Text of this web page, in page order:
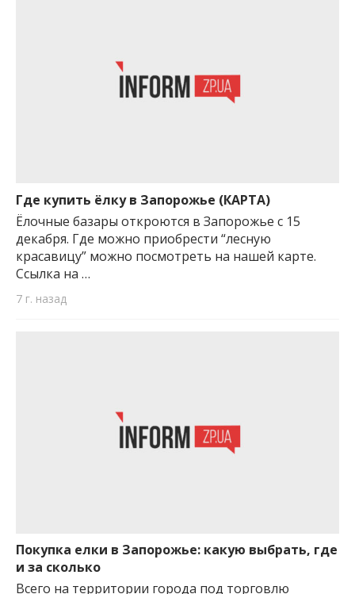
Где купить ёлку в Запорожье (КАРТА)
Ёлочные базары откроются в Запорожье с 15
декабря. Где можно приобрести “лесную
красавицу” можно посмотреть на нашей карте.
Ссылка на …
7 г. назад
Покупка елки в Запорожье: какую выбрать, где
и за сколько
Всего на территории города под торговлю